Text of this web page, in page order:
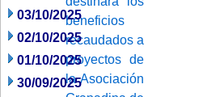
03/10/2025
02/10/2025
01/10/2025
30/09/2025